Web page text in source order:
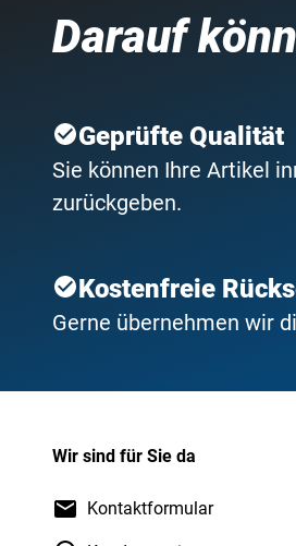
Darauf
Geprüfte Qualität
Sie können Ihre Artikel
zurückgeben.
Kostenfreie
Gerne übernehmen wir
Wir sind für Sie da
Kontaktformular